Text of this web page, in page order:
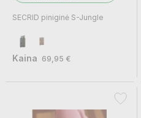
SECRID piniginė S-Jungle
Kaina 69,95 €